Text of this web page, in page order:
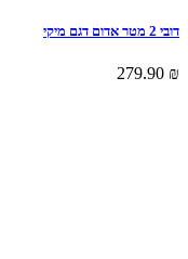
דובי 2 מטר אדום דגם מיקי
₪